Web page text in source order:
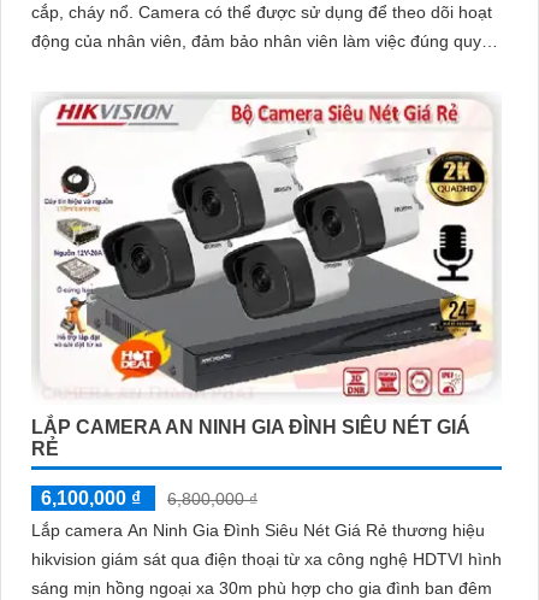
cắp, cháy nổ. Camera có thể được sử dụng để theo dõi hoạt
động của nhân viên, đảm bảo nhân viên làm việc đúng quy
LẮP CAMERA AN NINH GIA ĐÌNH SIÊU NÉT GIÁ
RẺ
6,100,000 ₫
6,800,000 ₫
Lắp camera An Ninh Gia Đình Siêu Nét Giá Rẻ thương hiệu
hikvision giám sát qua điện thoại từ xa công nghệ HDTVI hình
sáng mịn hồng ngoại xa 30m phù hợp cho gia đình ban đêm